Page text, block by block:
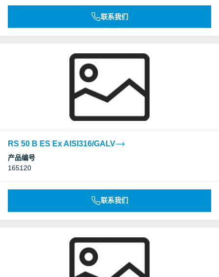
联系我们
RS 50 B ES Ex AISI316/GALV
产品编号
165120
联系我们